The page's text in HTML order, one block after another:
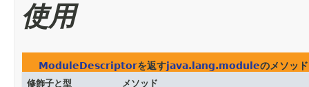
使用
ModuleDescriptorを返すjava.lang.moduleのメソッド
修飾子と型 メソッド